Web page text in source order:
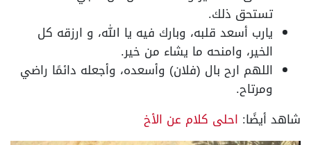
تستحق ذلك.
يارب أسعد قلبه، وبارك فيه يا الله، و ارزقه كل
الخير، وامنحه ما يشاء من خير.
اللهم ارح بال (فلان) وأسعده، وأجعله دائمًا راضي
ومرتاح.
شاهد أيضًا: احلى كلام عن الأخ